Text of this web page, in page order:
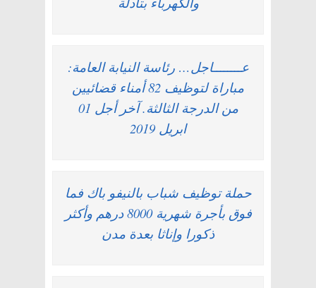
عــــــــاجل… رئاسة النيابة العامة:
مباراة لتوظيف 82 أمناء قضائيين
من الدرجة الثالثة. آخر أجل 01
ابريل 2019
حملة توظيف شباب بالنيفو باك فما
فوق بأجرة شهرية 8000 درهم وأكثر
ذكورا وإناثا بعدة مدن